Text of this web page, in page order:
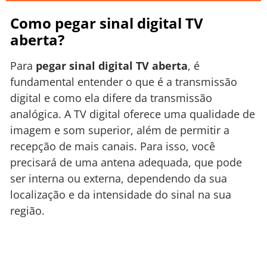
Como pegar sinal digital TV
aberta?
Para pegar sinal digital TV aberta, é
fundamental entender o que é a transmissão
digital e como ela difere da transmissão
analógica. A TV digital oferece uma qualidade de
imagem e som superior, além de permitir a
recepção de mais canais. Para isso, você
precisará de uma antena adequada, que pode
ser interna ou externa, dependendo da sua
localização e da intensidade do sinal na sua
região.